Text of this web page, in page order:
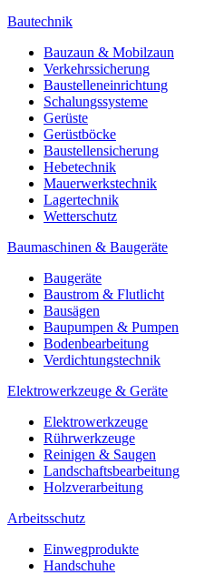
Bautechnik
Bauzaun & Mobilzaun
Verkehrssicherung
Baustelleneinrichtung
Schalungssysteme
Gerüste
Gerüstböcke
Baustellensicherung
Hebetechnik
Mauerwerkstechnik
Lagertechnik
Wetterschutz
Baumaschinen & Baugeräte
Baugeräte
Baustrom & Flutlicht
Bausägen
Baupumpen & Pumpen
Bodenbearbeitung
Verdichtungstechnik
Elektrowerkzeuge & Geräte
Elektrowerkzeuge
Rührwerkzeuge
Reinigen & Saugen
Landschaftsbearbeitung
Holzverarbeitung
Arbeitsschutz
Einwegprodukte
Handschuhe